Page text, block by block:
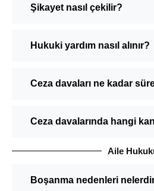
Şikayet nasıl çekilir?
Hukuki yardım nasıl alınır?
Ceza davaları ne kadar
Ceza davalarında hangi
Aile
Boşanma nedenleri